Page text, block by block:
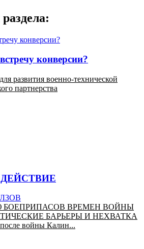
конверсии?
развития военно-технической
партнерства
ВРЕМЕН ВОЙНЫ
БАРЬЕРЫ И НЕХВАТКА
войны Калин...